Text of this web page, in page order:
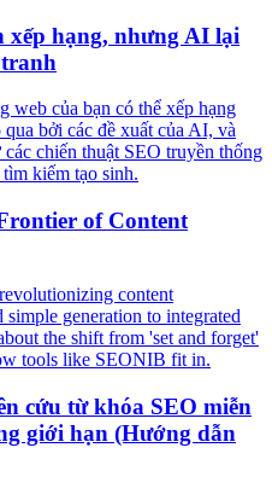
hạng, nhưng AI lại
web của bạn có thể xếp hạng
bởi các đề xuất của AI, và
chiến thuật SEO truyền thống
kiếm tạo sinh.
of Content
content
generation to integrated
the shift from 'set and forget'
tools like SEONIB fit in.
cứu từ khóa SEO miễn
giới hạn (Hướng dẫn